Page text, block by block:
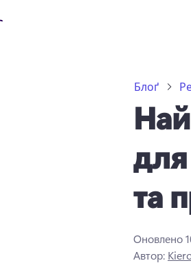
Спробувати безкоштовно
Блоґ
та
Оновлено
Автор: